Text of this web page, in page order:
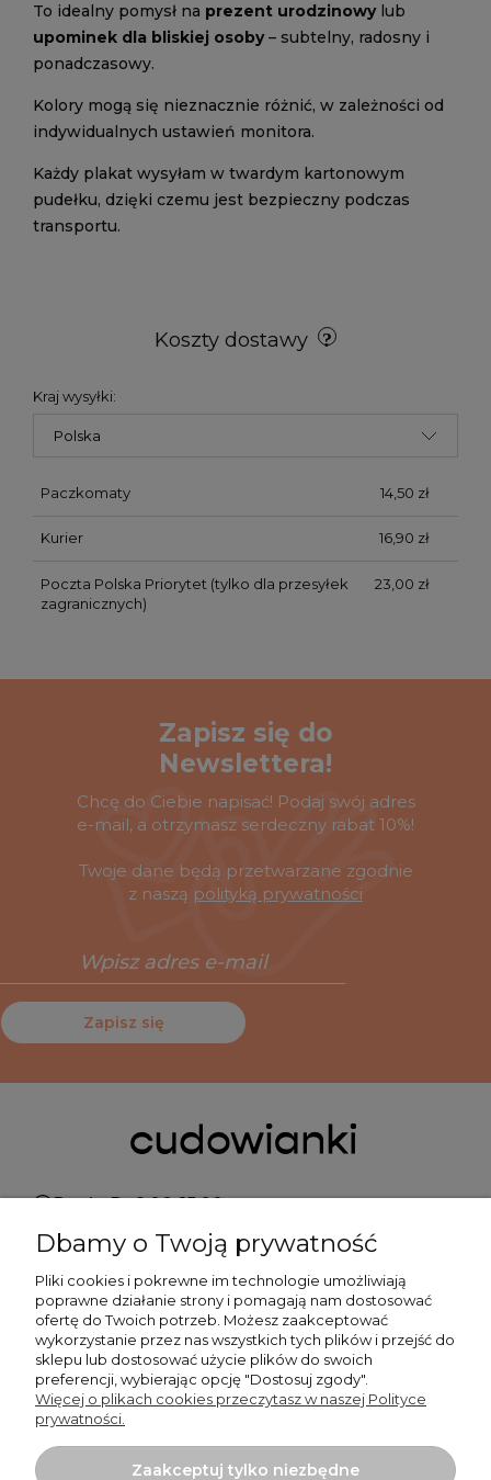
To idealny pomysł na prezent urodzinowylub
upominek dla bliskiej osoby– subtelny, radosny i
ponadczasowy.
Kolory mogą się nieznacznie różnić, w zależności od
indywidualnych ustawień monitora.
Każdy plakat wysyłam w twardym kartonowym
pudełku, dzięki czemu jest bezpieczny podczas
transportu.
Koszty dostawy
Kraj wysyłki:
Paczkomaty 14,50 zł
Kurier 16,90 zł
Poczta Polska Priorytet (tylko dla przesyłek
zagranicznych)
23,00 zł
Zapisz się do
Newslettera!
Chcę do Ciebie napisać! Podaj swój adres
e-mail, a otrzymasz serdeczny rabat 10%!
Twoje dane będą przetwarzane zgodnie
z naszą polityką prywatności
Zapisz się
Pn do Pt 9:00-15:00
+48 519 462 010
kontakt@cudowianki.pl
Ważne sprawy
Dbamy o Twoją prywatność
Pliki cookies i pokrewne im technologie umożliwiają
poprawne działanie strony i pomagają nam dostosować
ofertę do Twoich potrzeb. Możesz zaakceptować
wykorzystanie przez nas wszystkich tych plików i przejść do
sklepu lub dostosować użycie plików do swoich
preferencji, wybierając opcję "Dostosuj zgody".
Więcej o plikach cookies przeczytasz w naszej Polityce
prywatności.
Zaakceptuj tylko niezbędne